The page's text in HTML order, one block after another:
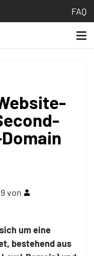
FAQ
von
um eine
bestehend aus